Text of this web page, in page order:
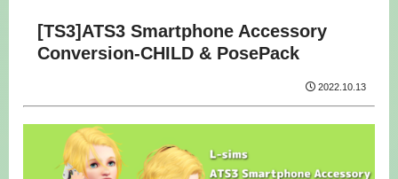
[TS3]ATS3 Smartphone Accessory
Conversion-CHILD & PosePack
2022.10.13